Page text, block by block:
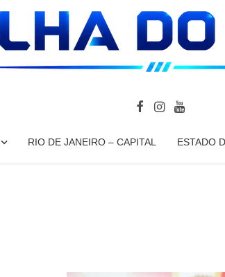
RIO DE JANEIRO – CAPITAL ESTADO